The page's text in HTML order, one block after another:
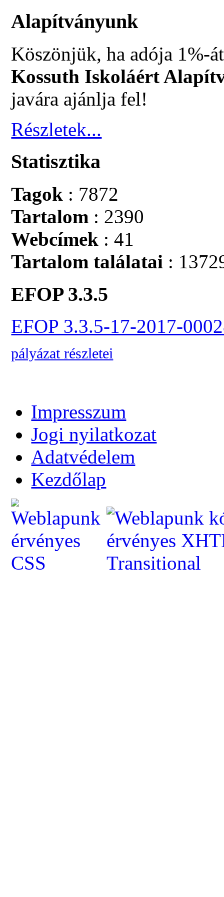
Alapítványunk
Köszönjük, ha adója 1%-
Kossuth Iskoláért
javára ajánlja fel!
Részletek...
Statisztika
Tagok : 7872
Tartalom : 2390
Webcímek : 41
Tartalom találatai :
EFOP 3.3.5
EFOP 3.3.5-17-2017-
pályázat részletei
Impresszum
Jogi nyilatkozat
Adatvédelem
Kezdőlap